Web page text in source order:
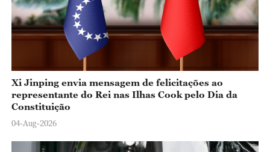
Xi Jinping envia mensagem de felicitações ao
representante do Rei nas Ilhas Cook pelo Dia da
Constituição
04-Aug-2026